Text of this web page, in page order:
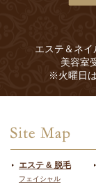
エステ＆ネ
美容室
※火曜日
エステ & 脱毛
フェイシャル